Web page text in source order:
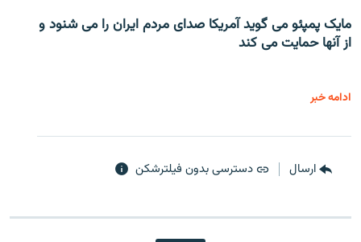
مایک پمپئو می گوید آمریکا صدای مردم ایران را می شنود و
از آنها حمایت می کند
ادامه خبر
ارسال دسترسی بدون فیلترشکن